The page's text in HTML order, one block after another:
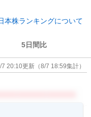
本株ランキングについて
5日間比
7 20:10更新 （8/7 18:59集計）